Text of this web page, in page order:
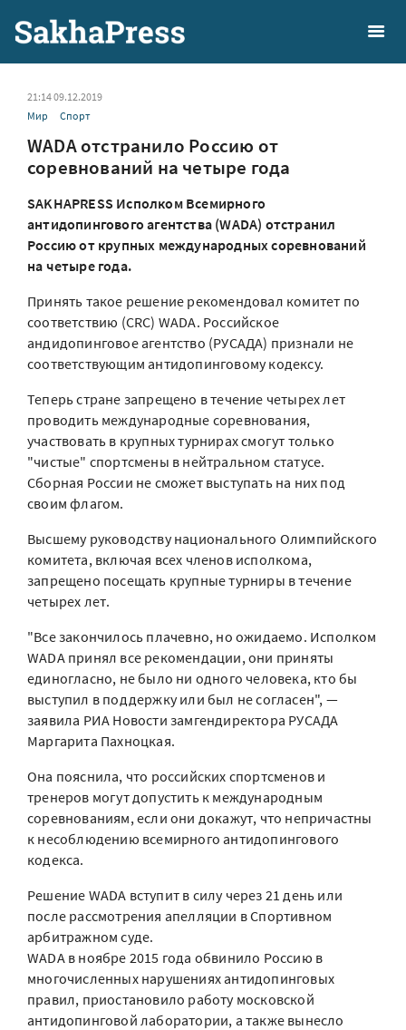
21:14 09.12.2019
Мир
Спорт
WADA отстранило Россию от
соревнований на четыре года
SAKHAPRESS Исполком Всемирного
антидопингового агентства (WADA) отстранил
Россию от крупных международных соревнований
на четыре года.
Принять такое решение рекомендовал комитет по
соответствию (CRC) WADА. Российское
андидопинговое агентство (РУСАДА) признали не
соответствующим антидопинговому кодексу.
Теперь стране запрещено в течение четырех лет
проводить международные соревнования,
участвовать в крупных турнирах смогут только
"чистые" спортсмены в нейтральном статусе.
Сборная России не сможет выступать на них под
своим флагом.
Высшему руководству национального Олимпийского
комитета, включая всех членов исполкома,
запрещено посещать крупные турниры в течение
четырех лет.
"Все закончилось плачевно, но ожидаемо. Исполком
WADA принял все рекомендации, они приняты
единогласно, не было ни одного человека, кто бы
выступил в поддержку или был не согласен", —
заявила РИА Новости замгендиректора РУСАДА
Маргарита Пахноцкая.
Она пояснила, что российских спортсменов и
тренеров могут допустить к международным
соревнованиям, если они докажут, что непричастны
к несоблюдению всемирного антидопингового
кодекса.
Решение WADA вступит в силу через 21 день или
после рассмотрения апелляции в Спортивном
арбитражном суде.
WADA в ноябре 2015 года обвинило Россию в
многочисленных нарушениях антидопинговых
правил, приостановило работу московской
антидопинговой лаборатории, а также вынесло